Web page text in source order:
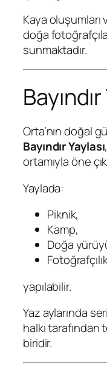
Kaya
doğa
sunmaktadır.
Orta’nın doğal
Bayındır Yaylası
ortamıyla öne
Yaylada:
Piknik,
Kamp,
Doğa
yapılabilir.
Yaz aylarında
halkı
biridir.